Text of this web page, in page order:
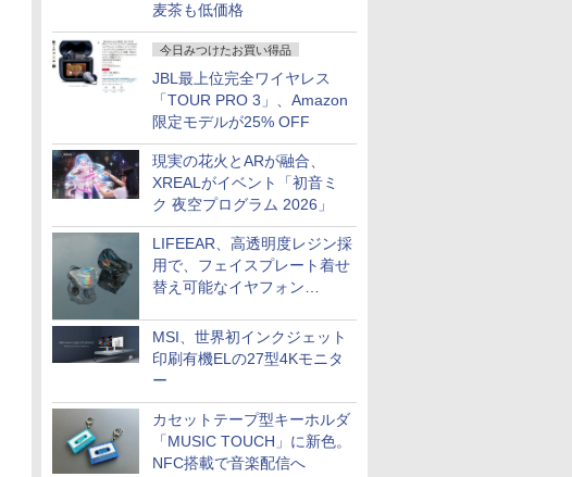
麦茶も低価格
今日みつけたお買い得品
JBL最上位完全ワイヤレス
「TOUR PRO 3」、Amazon
限定モデルが25% OFF
現実の花火とARが融合、
XREALがイベント「初音ミ
ク 夜空プログラム 2026」
LIFEEAR、高透明度レジン採
用で、フェイスプレート着せ
替え可能なイヤフォン
MSI、世界初インクジェット
印刷有機ELの27型4Kモニタ
ー
カセットテープ型キーホルダ
「MUSIC TOUCH」に新色。
NFC搭載で音楽配信へ